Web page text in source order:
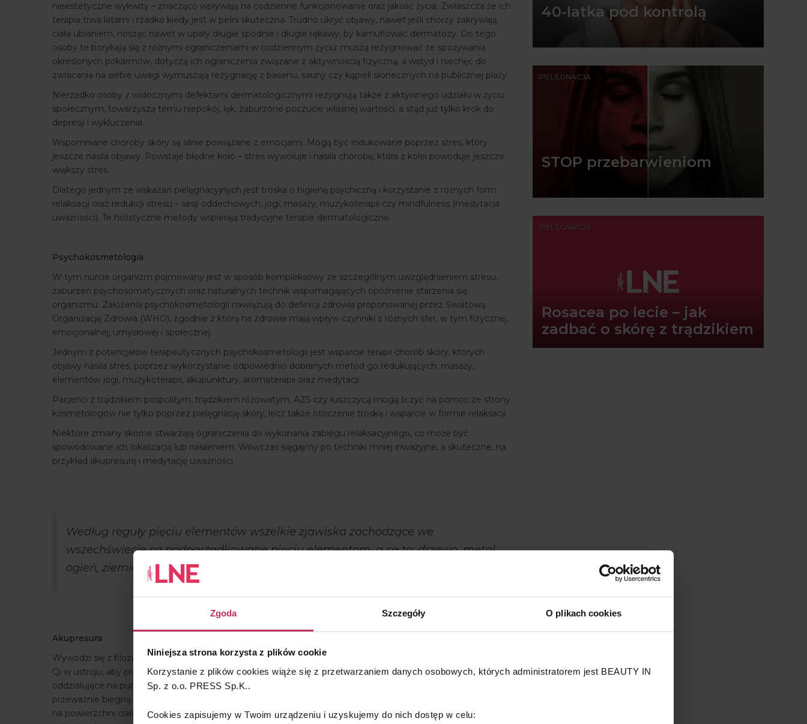
Zgoda Szczegóły O plikach cookies
Niniejsza strona korzysta z plików cookie
Korzystanie z plików cookies wiąże się z przetwarzaniem danych osobowych, których administratorem jest BEAUTY IN
Sp. z o.o. PRESS Sp.K..
Cookies zapisujemy w Twoim urządzeniu i uzyskujemy do nich dostęp w celu:
nieestetyczne wykwity – znacząco wpływają na codzienne funkcjonowanie oraz jakość życia. Zwłaszcza że ich
terapia trwa latami i rzadko kiedy jest w pełni skuteczna. Trudno ukryć objawy, nawet jeśli chorzy zakrywają
ciała ubraniem, nosząc nawet w upały długie spodnie i długie rękawy, by kamuflować dermatozy. Do tego
osoby te borykają się z różnymi ograniczeniami w codziennym życiu: muszą rezygnować ze spożywania
określonych pokarmów, dotyczą ich ograniczenia związane z aktywnością fizyczną, a wstyd i niechęć do
zwracania na siebie uwagi wymuszają rezygnację z basenu, sauny czy kąpieli słonecznych na publicznej plaży.
Nierzadko osoby z widocznymi defektami dermatologicznymi rezygnują także z aktywnego udziału w życiu
społecznym, towarzyszą temu niepokój, lęk, zaburzone poczucie własnej wartości, a stąd już tylko krok do
depresji i wykluczenia.
Wspomniane choroby skóry są silnie powiązane z emocjami. Mogą być indukowane poprzez stres, który
jeszcze nasila objawy. Powstaje błędne koło – stres wywołuje i nasila chorobę, która z kolei powoduje jeszcze
większy stres.
Dlatego jednym ze wskazań pielęgnacyjnych jest troska o higienę psychiczną i korzystanie z różnych form
relaksacji oraz redukcji stresu – sesji oddechowych, jogi, masaży, muzykoterapii czy mindfulness (medytacja
uważności). Te holistyczne metody wspierają tradycyjne terapie dermatologiczne.
Psychokosmetologia
W tym nurcie organizm pojmowany jest w sposób kompleksowy ze szczególnym uwzględnieniem stresu,
zaburzeń psychosomatycznych oraz naturalnych technik wspomagających opóźnienie starzenia się
organizmu. Założenia psychokosmetologii nawiązują do definicji zdrowia proponowanej przez Światową
Organizację Zdrowia (WHO), zgodnie z którą na zdrowie mają wpływ czynniki z różnych sfer, w tym fizycznej,
emocjonalnej, umysłowej i społecznej.
Jednym z potencjałów terapeutycznych psychokosmetologii jest wsparcie terapii chorób skóry, których
objawy nasila stres, poprzez wykorzystanie odpowiednio dobranych metod go redukujących: masaży,
elementów jogi, muzykoterapii, akupunktury, aromaterapii oraz medytacji.
Pacjenci z trądzikiem pospolitym, trądzikiem różowatym, AZS czy łuszczycą mogą liczyć na pomoc ze strony
kosmetologów nie tylko poprzez pielęgnację skóry, lecz także otoczenie troską i wsparcie w formie relaksacji.
Niektóre zmiany skórne stwarzają ograniczenia do wykonania zabiegu relaksacyjnego, co może być
spowodowane ich lokalizacją lub nasileniem. Wówczas sięgajmy po techniki mniej inwazyjne, a skuteczne, na
przykład akupresurę i medytację uważności.
Według reguły pięciu elementów wszelkie zjawiska zachodzące we
wszechświecie są podporządkowane pięciu elementom, a są to: drzewo, metal,
ogień, ziemia i woda.
Akupresura
Wywodzi się z filozofii medycyny chińskiej. Istotą leczenia w tej medycynie jest udrożnienie przepływu energii
Qi w ustroju, aby przepływała ona w niezakłócony sposób. Aby uzyskać taki efekt, stosuje się różne metody
oddziałujące na punkty leżące na przebiegu meridian. Meridiany to szlaki przepływu energii Qi, które
przeważnie biegną wzdłuż ciała. Odchodzące od meridian odgałęzienia łączą określone punkty znajdujące się
na powierzchni ciała z konkretnymi narządami. Punkty te mają szczególne właściwości, a poprzez ich
40-latka pod kontrolą
PIELĘGNACJA
STOP przebarwieniom
PIELĘGNACJA
Rosacea po lecie – jak
zadbać o skórę z trądzikiem
różowatym